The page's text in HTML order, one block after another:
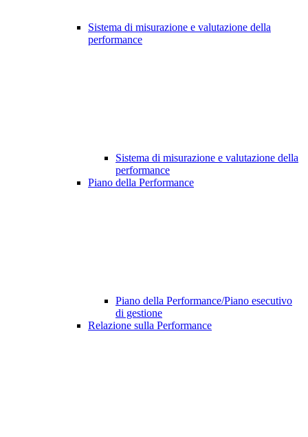
Sistema di misurazione e valutazione della
performance
Sistema di misurazione e valutazione della
performance
Piano della Performance
Piano della Performance/Piano esecutivo
di gestione
Relazione sulla Performance